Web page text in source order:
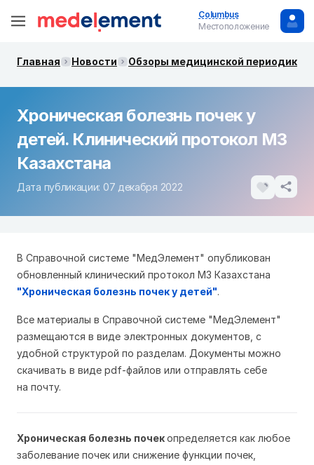
Columbus
Местоположение
Главная Новости Обзоры медицинской периодики.
Хроническая болезнь почек у
детей. Клинический протокол МЗ
Казахстана
Дата публикации: 07 декабря 2022
В Справочной системе "МедЭлемент" опубликован
обновленный клинический протокол МЗ Казахстана
"Хроническая болезнь почек у детей".
Все материалы в Справочной системе "МедЭлемент"
размещаются в виде электронных документов, с
удобной структурой по разделам. Документы можно
скачивать в виде pdf-файлов или отправлять себе
на почту.
Хроническая болезнь почекопределяется как любое
заболевание почек или снижение функции почек,